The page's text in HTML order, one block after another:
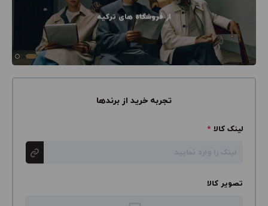
از فروشگاه های ترکیه
تجربه خرید از برندها
لینک کالا *
تصویر کالا